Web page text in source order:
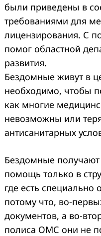
были приведены в
требованиями для
лицензирования. С
помог областной
развития.
Бездомные живут в
необходимо, чтобы
как многие
невозможны или
антисанитарных
Бездомные
помощь только в
где есть
потому что, во-
документов, а во-
полиса ОМС они не